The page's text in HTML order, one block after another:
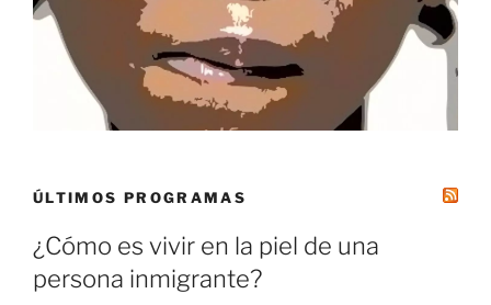
ÚLTIMOS PROGRAMAS
¿Cómo es vivir en la piel de una
persona inmigrante?